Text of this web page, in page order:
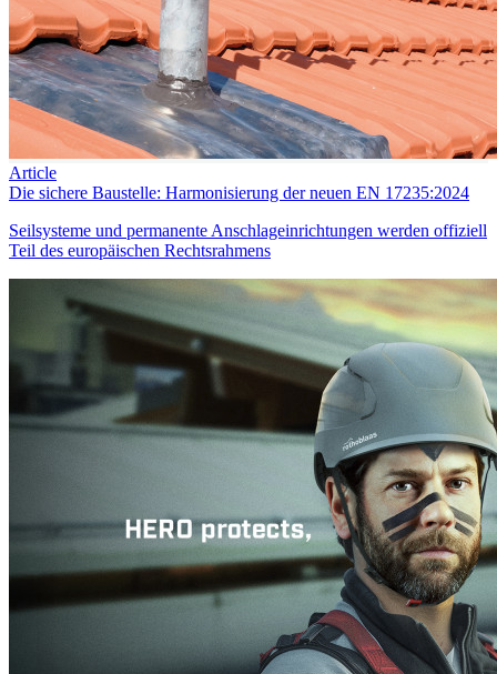
Article
Die sichere Baustelle: Harmonisierung der neuen EN 17235:2024
Seilsysteme und permanente Anschlageinrichtungen werden offiziell
Teil des europäischen Rechtsrahmens